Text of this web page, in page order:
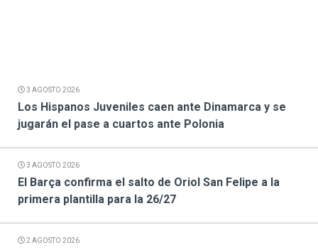
3 AGOSTO 2026
Los Hispanos Juveniles caen ante Dinamarca y se
jugarán el pase a cuartos ante Polonia
3 AGOSTO 2026
El Barça confirma el salto de Oriol San Felipe a la
primera plantilla para la 26/27
2 AGOSTO 2026